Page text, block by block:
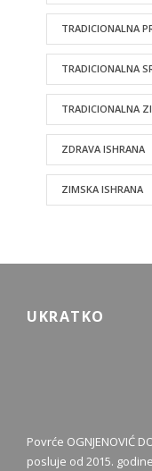
TRADICIONALNA
TRADICIONALNA
TRADICIONALNA
ZDRAVA ISHRANA
ZIMSKA ISHRANA
UKRATKO
Povrće OGNJENOVIĆ
posluje od 2015.